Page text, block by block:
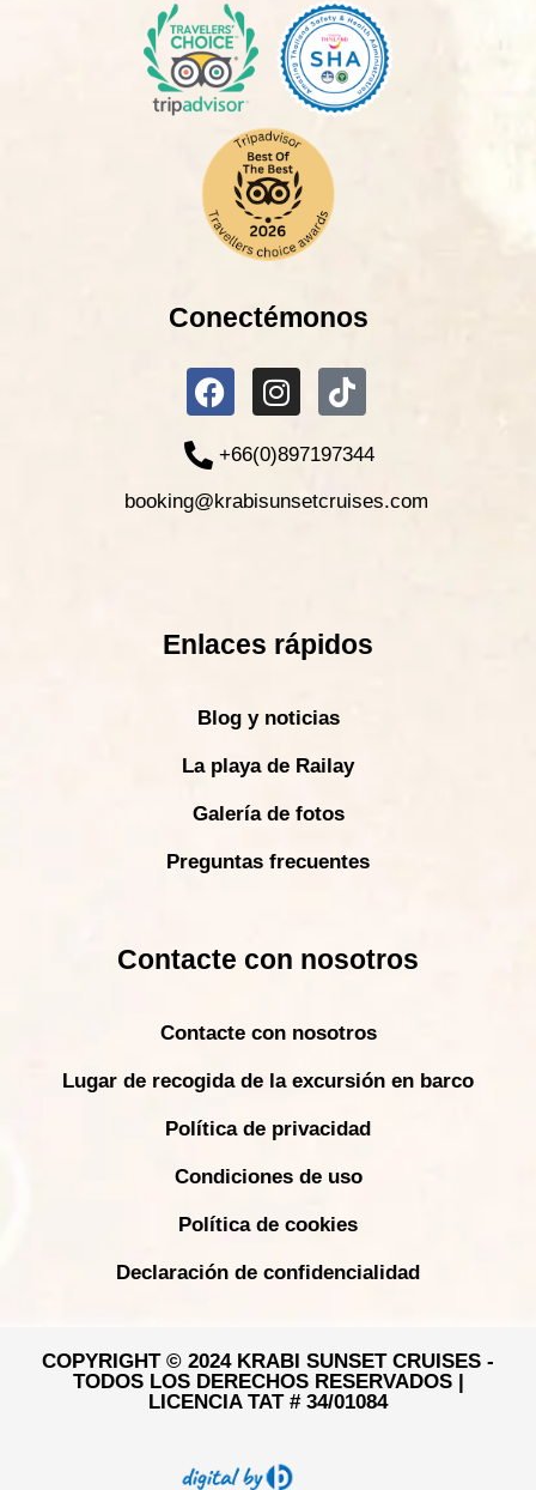
Conectémonos
+66(0)897197344
booking@krabisunsetcruises.com
Enlaces rápidos
Blog y noticias
La playa de Railay
Galería de fotos
Preguntas frecuentes
Contacte con nosotros
Contacte con nosotros
Lugar de recogida de la excursión en barco
Política de privacidad
Condiciones de uso
Política de cookies
Declaración de confidencialidad
COPYRIGHT © 2024 KRABI SUNSET CRUISES -
TODOS LOS DERECHOS RESERVADOS |
LICENCIA TAT # 34/01084